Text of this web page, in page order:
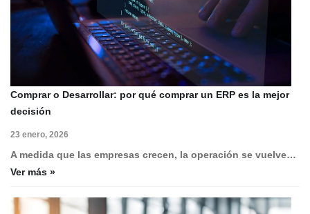
Comprar o Desarrollar: por qué comprar un ERP es la mejor
decisión
23 enero, 2026
A medida que las empresas crecen, la operación se vuelve…
Ver más »